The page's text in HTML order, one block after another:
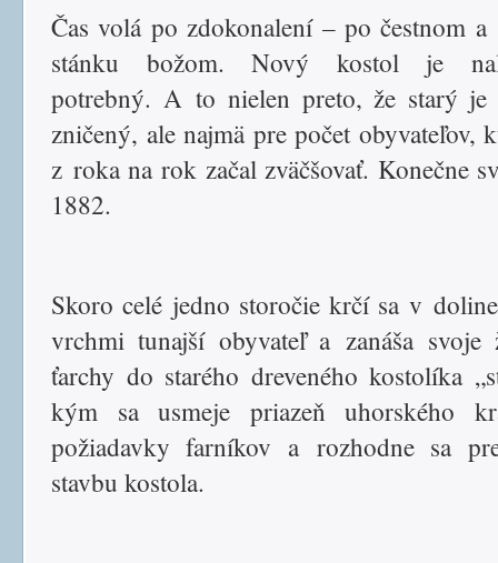
Čas volá po zdokonalení – po čestnom a
stánku božom. Nový kostol je
potrebný. A to nielen preto, že starý je
zničený, ale najmä pre počet obyvateľov,
z roka na rok začal zväčšovať. Konečne
1882.
Skoro celé jedno storočie krčí sa v
vrchmi tunajší obyvateľ a zanáša svoje
ťarchy do starého dreveného kostolíka
kým sa usmeje priazeň uhorského
požiadavky farníkov a rozhodne sa
stavbu kostola.